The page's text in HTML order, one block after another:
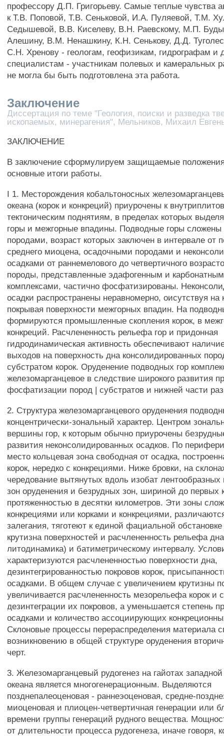
профессору Д.П. Григорьеву. Самые теплые чувства
к Т.В. Поповой, Т.В. Сеньковой, И.А. Пуляевой, Т.М.
Седышевой, В.В. Киселеву, В.Н. Раевскому, М.П.
Алешину, В.М. Ненашкину, К.Н. Сенькову, Д.Д.
С.Н. Хренову - геологам, геофизикам, гидрографам и
специалистам - участникам полевых и камеральных
не могла бы быть подготовлена эта работа.
Заключение
Диссертация по теме "Геология, поиски и разведка
ископаемых, минерагения", Мельников, Михаил
ЗАКЛЮЧЕНИЕ
В заключение сформулируем защищаемые
основные итоги работы.
I 1. Месторождения кобальтоносных
океана (корок и конкреций) приурочены к
тектоническим поднятиям, в пределах которых
горы и межгорные впадины. Подводные горы сложены
породами, возраст которых заключен в интервале от
среднего миоцена, осадочными породами и
осадками от раннемелового до четвертичного
породы, представленные эдафогенным и
комплексами, частично фосфатизированы.
осадки распространены неравномерно, оисутствуя на
покрывая поверхности межгорных впадин. На
формируются промышленные скопления корок, в
конкреций. Расчлененность рельефа гор и придонная
гидродинамическая активность обеспечивают
выходов на поверхность дна консолидированных
субстратом корок. Оруденение подводных гор
железомарганцевое в следствие широкого развития
фосфатизации пород | субстратов и нижней части
2. Структура железомарганцевого оруденения
концентрически-зональный характер. Центром
вершины гор, к которым обычно приурочены
развития неконсолидированных осадков. По
место кольцевая зона свободная от осадка,
корок, нередко с конкрециями. Ниже бровки, на
чередование вытянутых вдоль изобат лентообразных
зон оруденения и безрудных зон, шириной до первых
протяженностью в десятки километров. Эти зоны
конкрециями или корками и конкрециями,
залегания, тяготеют к единой фациальной
крутизна поверхностей и расчлененность рельефа
литодинамика) и батиметрическому интервалу.
характеризуются расчлененностью поверхности дна,
дезинтегрированностью покровов корок,
осадками. В общем случае с увеличением крутизны
увеличивается расчлененность мезорельефа корок и
дезинтеграции их покровов, а уменьшается степень
осадками и количество ассоциирующих
Склоновые процессы перераспределения материала
возникновению в общей структуре оруденения
черт.
3. Железомарганцевый рудогенез на гайотах
океана является многогенерационным. Выделяются
позднепалеоценовая - раннеэоценовая, средне-
миоценовая и плиоцен-четвертичная генерации или
времени группы генераций рудного вещества.
от длительности процесса рудогенеза, иначе говоря,